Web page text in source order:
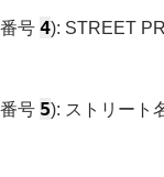
号 4): STREET
号 5): ストリート